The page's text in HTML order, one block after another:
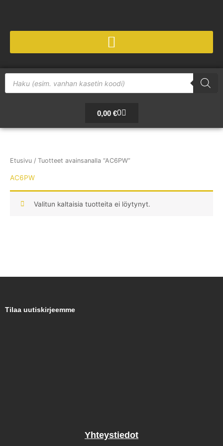
Products
search
0,00 €0
Cart
Etusivu / Tuotteet avainsanalla “AC6PW”
AC6PW
Valitun kaltaisia tuotteita ei löytynyt.
Tilaa uutiskirjeemme
Yhteystiedot